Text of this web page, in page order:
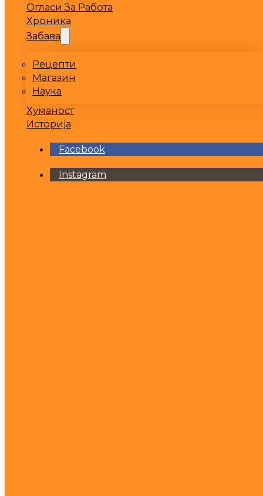
Огласи За Работа
Хроника
Забава
Рецепти
Магазин
Наука
Хуманост
Историја
Facebook
Instagram